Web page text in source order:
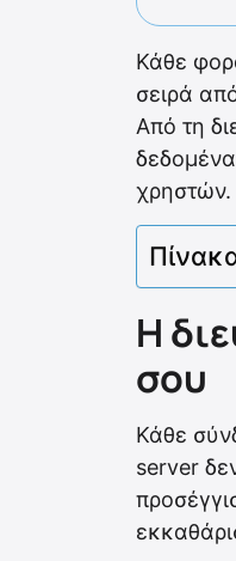
Κάθε
σειρά
Από τη
δεδομένα
χρηστών.
Η
σου
Κάθε
server